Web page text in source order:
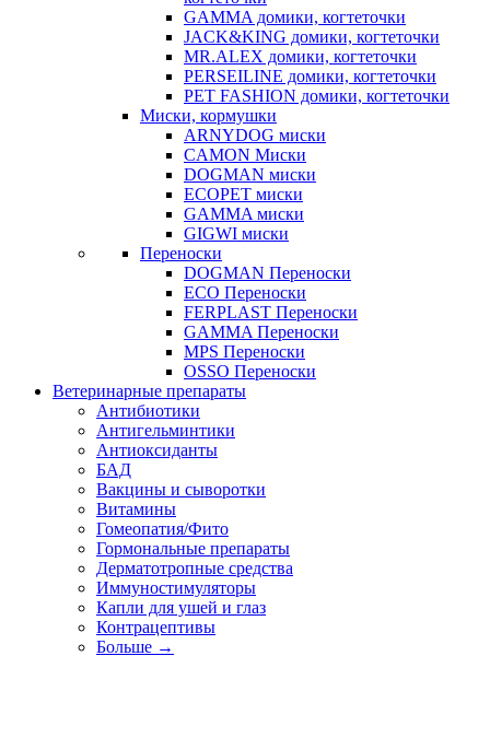
GAMMA домики, когтеточки
JACK&KING домики, когтеточки
MR.ALEX домики, когтеточки
PERSEILINE домики, когтеточки
PET FASHION домики, когтеточки
Миски, кормушки
ARNYDOG миски
CAMON Миски
DOGMAN миски
ECOPET миски
GAMMA миски
GIGWI миски
Переноски
DOGMAN Переноски
ECO Переноски
FERPLAST Переноски
GAMMA Переноски
MPS Переноски
OSSO Переноски
Ветеринарные препараты
Антибиотики
Антигельминтики
Антиоксиданты
БАД
Вакцины и сыворотки
Витамины
Гомеопатия/Фито
Гормональные препараты
Дерматотропные средства
Иммуностимуляторы
Капли для ушей и глаз
Контрацептивы
Больше →